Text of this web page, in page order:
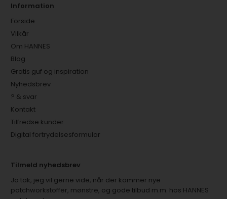
Information
Forside
Vilkår
Om HANNES
Blog
Gratis guf og inspiration
Nyhedsbrev
? & svar
Kontakt
Tilfredse kunder
Digital fortrydelsesformular
Tilmeld nyhedsbrev
Ja tak, jeg vil gerne vide, når der kommer nye
patchworkstoffer, mønstre, og gode tilbud m.m. hos HANNES